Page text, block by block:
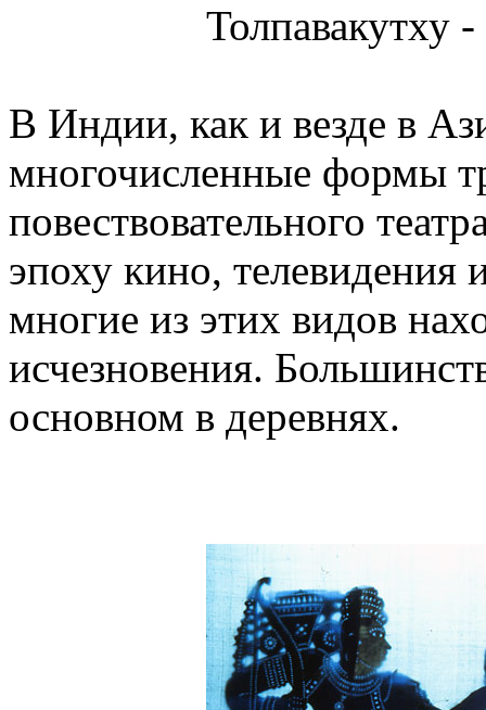
Толпавакутху
В Индии, как и везде в
многочисленные формы
повествовательного
эпоху кино,
многие из этих видов
исчезновения.
основном в деревнях.